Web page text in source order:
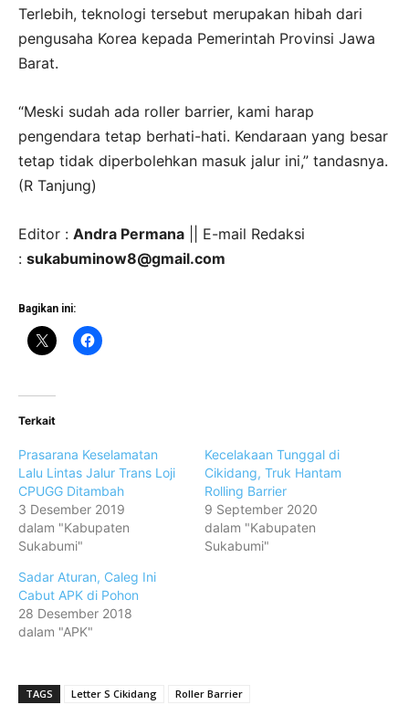
Terlebih, teknologi tersebut merupakan hibah dari
pengusaha Korea kepada Pemerintah Provinsi Jawa
Barat.
“Meski sudah ada roller barrier, kami harap
pengendara tetap berhati-hati. Kendaraan yang besar
tetap tidak diperbolehkan masuk jalur ini,” tandasnya.
(R Tanjung)
Editor : Andra Permana || E-mail Redaksi
: sukabuminow8@gmail.com
Bagikan ini:
Terkait
Prasarana Keselamatan
Lalu Lintas Jalur Trans Loji
CPUGG Ditambah
3 Desember 2019
dalam "Kabupaten
Sukabumi"
Kecelakaan Tunggal di
Cikidang, Truk Hantam
Rolling Barrier
9 September 2020
dalam "Kabupaten
Sukabumi"
Sadar Aturan, Caleg Ini
Cabut APK di Pohon
28 Desember 2018
dalam "APK"
TAGS Letter S Cikidang Roller Barrier